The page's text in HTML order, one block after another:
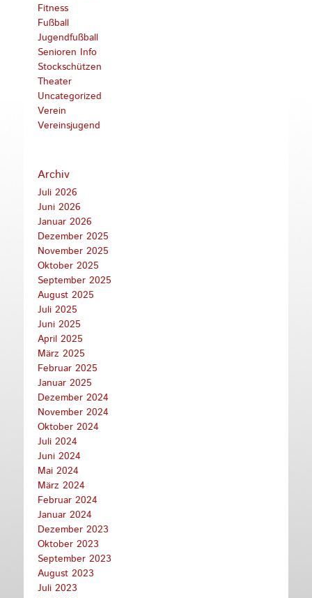
Fitness
Fußball
Jugendfußball
Senioren Info
Stockschützen
Theater
Uncategorized
Verein
Vereinsjugend
Archiv
Juli 2026
Juni 2026
Januar 2026
Dezember 2025
November 2025
Oktober 2025
September 2025
August 2025
Juli 2025
Juni 2025
April 2025
März 2025
Februar 2025
Januar 2025
Dezember 2024
November 2024
Oktober 2024
Juli 2024
Juni 2024
Mai 2024
März 2024
Februar 2024
Januar 2024
Dezember 2023
Oktober 2023
September 2023
August 2023
Juli 2023